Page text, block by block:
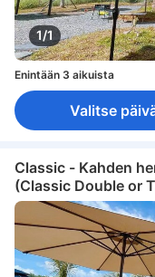
1/1
Enintään 3 aikuista
Valitse
Classic - Kahden
(Classic Double or